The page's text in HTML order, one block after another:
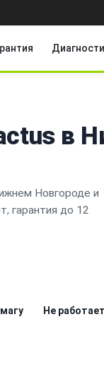
в
Новгороде и
гарантия до 12
Не работает